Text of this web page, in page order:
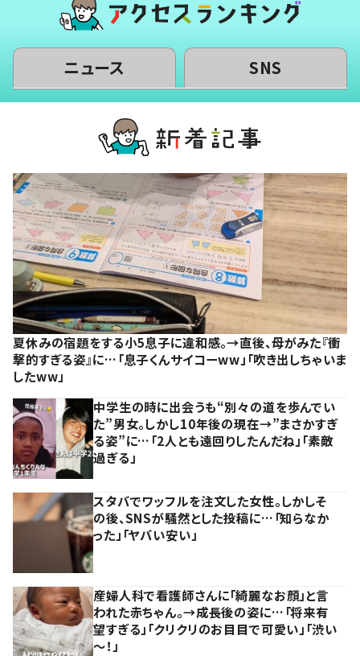
ニュース SNS
夏休みの宿題をする小5息子に違和感。→直後、母がみた『衝
撃的すぎる姿』に…「息子くんサイコーww」「吹き出しちゃいま
したww」
中学生の時に出会うも“別々の道を歩んでい
た”男女。しかし10年後の現在→”まさかすぎ
る姿”に…「2人とも遠回りしたんだね」「素敵
過ぎる」
スタバでワッフルを注文した女性。しかしそ
の後、SNSが騒然とした投稿に…「知らなか
った」「ヤバい安い」
産婦人科で看護師さんに「綺麗なお顔」と言
われた赤ちゃん。→成長後の姿に…「将来有
望すぎる」「クリクリのお目目で可愛い」「渋い
～！」